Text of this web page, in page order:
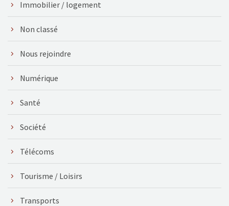
Immobilier / logement
Non classé
Nous rejoindre
Numérique
Santé
Société
Télécoms
Tourisme / Loisirs
Transports